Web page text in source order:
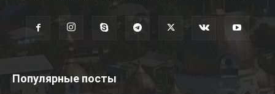
Популярные посты